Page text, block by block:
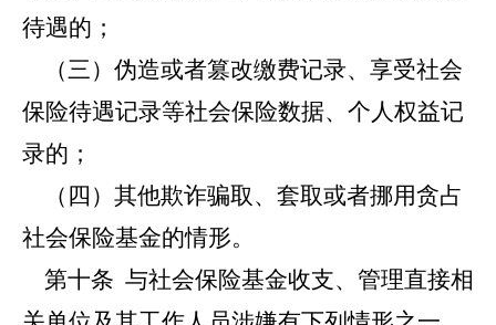
待遇的；
（三）伪造或者篡改缴费记录、享受社会
保险待遇记录等社会保险数据、个人权益记
录的；
（四）其他欺诈骗取、套取或者挪用贪占
社会保险基金的情形。
第十条 与社会保险基金收支、管理直接相